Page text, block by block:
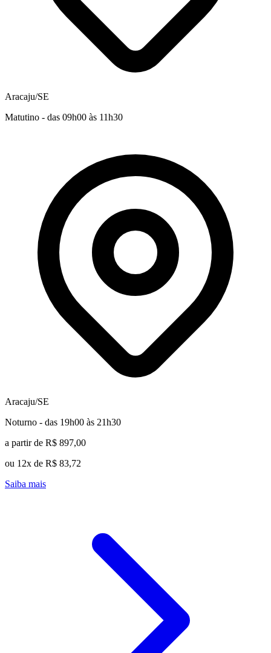
Aracaju/SE
Matutino - das 09h00 às 11h30
Aracaju/SE
Noturno - das 19h00 às 21h30
a partir de R$ 897,00
ou 12x de R$ 83,72
Saiba mais